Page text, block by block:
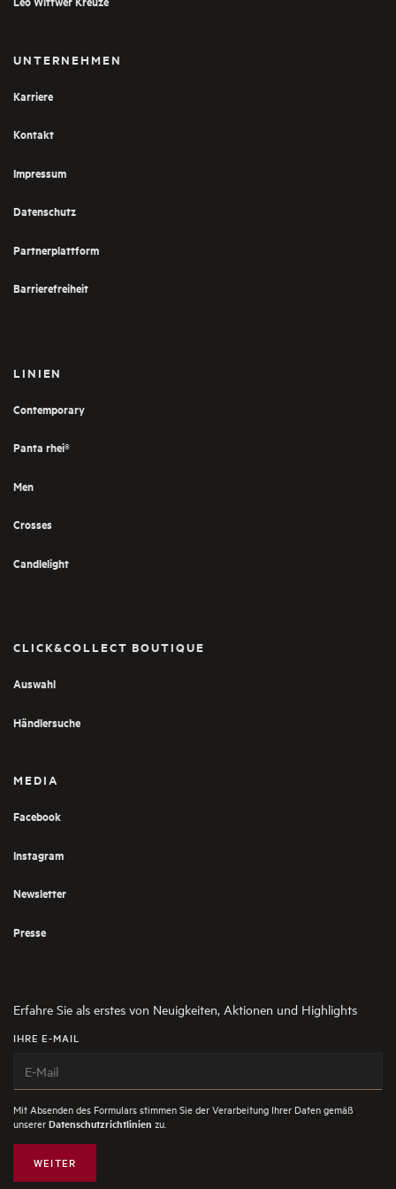
UNTERNEHMEN
Karriere
Kontakt
Impressum
Datenschutz
Partnerplattform
Barrierefreiheit
LINIEN
Contemporary
Panta rhei®
Men
Crosses
Candlelight
CLICK&COLLECT BOUTIQUE
Auswahl
Händlersuche
MEDIA
Facebook
Instagram
Newsletter
Presse
Erfahre Sie als erstes von Neuigkeiten, Aktionen und Highlights
IHRE E-MAIL
Mit Absenden des Formulars stimmen Sie der Verarbeitung Ihrer Daten gemäß
unsererDatenschutzrichtlinien zu.
WEITER